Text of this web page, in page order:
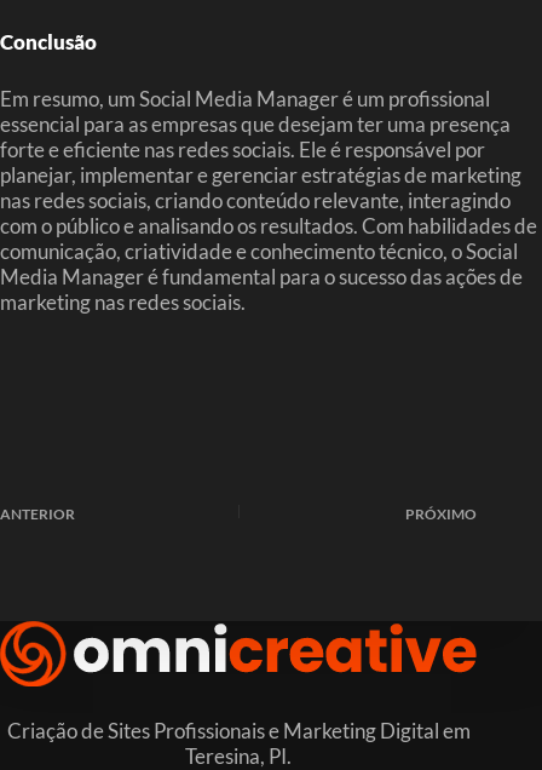
Conclusão
Em resumo, um Social Media Manager é um profissional
essencial para as empresas que desejam ter uma presença
forte e eficiente nas redes sociais. Ele é responsável por
planejar, implementar e gerenciar estratégias de marketing
nas redes sociais, criando conteúdo relevante, interagindo
com o público e analisando os resultados. Com habilidades de
comunicação, criatividade e conhecimento técnico, o Social
Media Manager é fundamental para o sucesso das ações de
marketing nas redes sociais.
ANTERIOR PRÓXIMO
Criação de Sites Profissionais e Marketing Digital em
Teresina, PI.